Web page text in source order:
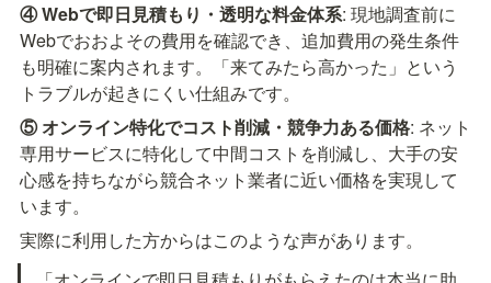
④ Webで即日見積もり・透明な料金体系: 現地調査前に
Webでおおよその費用を確認でき、追加費用の発生条件
も明確に案内されます。「来てみたら高かった」という
トラブルが起きにくい仕組みです。
⑤ オンライン特化でコスト削減・競争力ある価格: ネット
専用サービスに特化して中間コストを削減し、大手の安
心感を持ちながら競合ネット業者に近い価格を実現して
います。
実際に利用した方からはこのような声があります。